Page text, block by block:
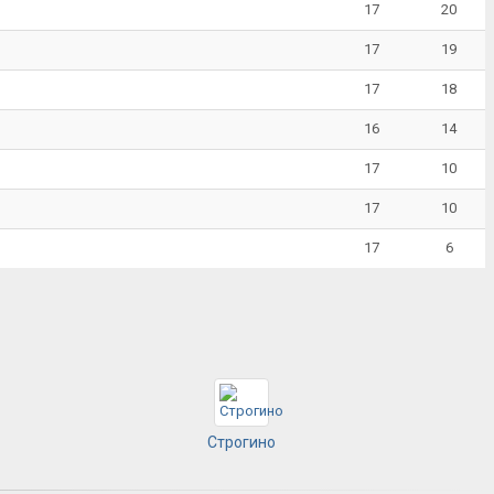
17 20
17 19
17 18
16 14
17 10
17 10
17 6
Строгино